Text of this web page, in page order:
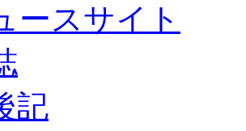
ースサイト
記